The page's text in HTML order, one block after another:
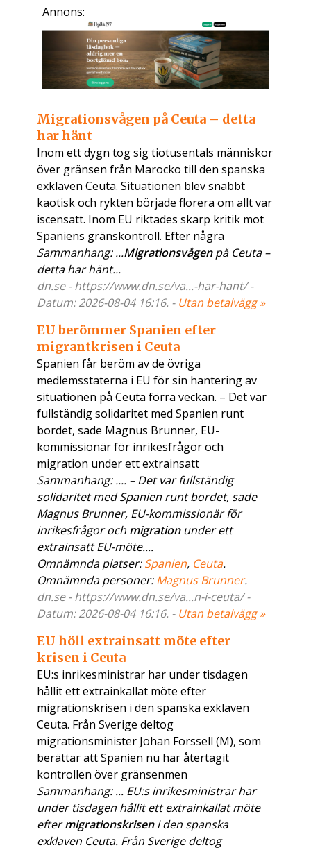
Annons:
Migrationsvågen på Ceuta – detta
har hänt
Inom ett dygn tog sig tiotusentals människor
över gränsen från Marocko till den spanska
exklaven Ceuta. Situationen blev snabbt
kaotisk och rykten började florera om allt var
iscensatt. Inom EU riktades skarp kritik mot
Spaniens gränskontroll. Efter några
Sammanhang: ...Migrationsvågenpå Ceuta –
detta har hänt...
dn.se - https://www.dn.se/va...-har-hant/ -
Datum: 2026-08-04 16:16. - Utan betalvägg »
EU berömmer Spanien efter
migrantkrisen i Ceuta
Spanien får beröm av de övriga
medlemsstaterna i EU för sin hantering av
situationen på Ceuta förra veckan. – Det var
fullständig solidaritet med Spanien runt
bordet, sade Magnus Brunner, EU-
kommissionär för inrikesfrågor och
migration under ett extrainsatt
Sammanhang: .... – Det var fullständig
solidaritet med Spanien runt bordet, sade
Magnus Brunner, EU-kommissionär för
inrikesfrågor och migrationunder ett
extrainsatt EU-möte....
Omnämnda platser:Spanien, Ceuta.
Omnämnda personer:Magnus Brunner.
dn.se - https://www.dn.se/va...n-i-ceuta/ -
Datum: 2026-08-04 16:16. - Utan betalvägg »
EU höll extrainsatt möte efter
krisen i Ceuta
EU:s inrikesministrar har under tisdagen
hållit ett extrainkallat möte efter
migrationskrisen i den spanska exklaven
Ceuta. Från Sverige deltog
migrationsminister Johan Forssell (M), som
berättar att Spanien nu har återtagit
kontrollen över gränsenmen
Sammanhang: ... EU:s inrikesministrar har
under tisdagen hållit ett extrainkallat möte
eftermigrationskriseni den spanska
exklaven Ceuta. Från Sverige deltog